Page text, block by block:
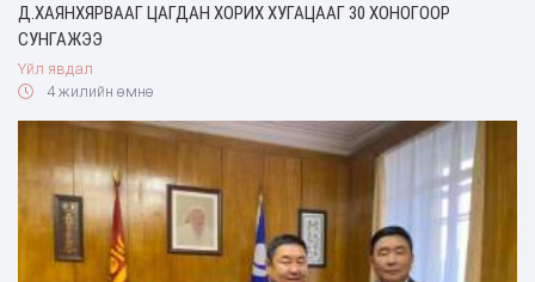
Д.ХАЯНХЯРВААГ ЦАГДАН ХОРИХ ХУГАЦААГ 30 ХОНОГООР
СУНГАЖЭЭ
Үйл явдал
4 жилийн өмнө